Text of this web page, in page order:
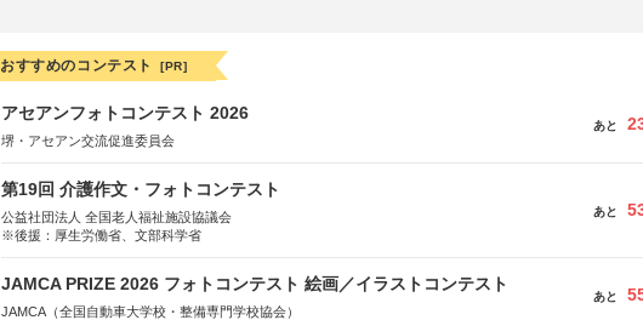
おすすめのコンテスト [PR]
アセアンフォトコンテスト 2026
堺・アセアン交流促進委員会
あと
第19回 介護作文・フォトコンテスト
公益社団法人 全国老人福祉施設協議会
※後援：厚生労働省、文部科学省
あと
JAMCA PRIZE 2026 フォトコンテスト 絵画／イラストコンテスト
JAMCA（全国自動車大学校・整備専門学校協会）
あと